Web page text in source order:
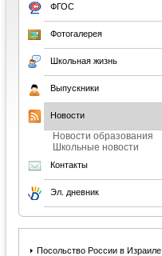
ФГОС
Фотогалерея
Школьная жизнь
Выпускники
Новости
Новости образования
Школьные новости
Контакты
Эл. дневник
Посольство России в Израиле